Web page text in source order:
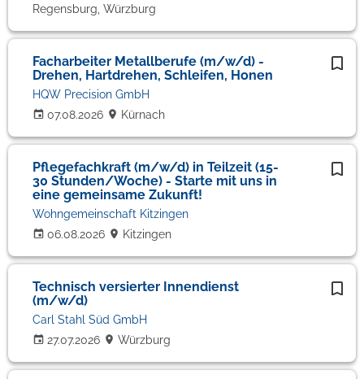
Regensburg, Würzburg
Facharbeiter Metallberufe (m/w/d) -
Drehen, Hartdrehen, Schleifen, Honen
07.08.2026
HQW Precision GmbH
Kürnach
Pflegefachkraft (m/w/d) in Teilzeit (15-
30 Stunden/Woche) - Starte mit uns in
eine gemeinsame Zukunft!
06.08.2026
Wohngemeinschaft Kitzingen
Kitzingen
Technisch versierter Innendienst
(m/w/d)
27.07.2026
Carl Stahl Süd GmbH
Würzburg